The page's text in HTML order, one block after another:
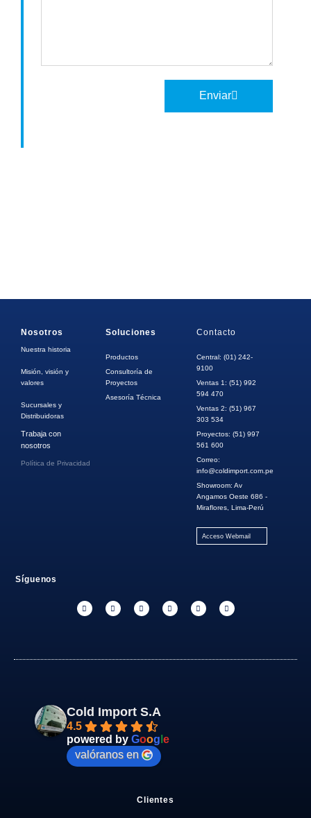
Enviar
Nosotros
Nuestra historia
Misión, visión y
valores
Sucursales y
Distribuidoras
Trabaja con
nosotros
Política de Privacidad
Soluciones
Productos
Consultoría de
Proyectos
Asesoría Técnica
Contacto
Central: (01) 242-
9100
Ventas 1: (51) 992
594 470
Ventas 2: (51) 967
303 534
Proyectos: (51) 997
561 600
Correo:
info@coldimport.com.pe
Showroom: Av
Angamos Oeste 686 -
Miraflores, Lima-Perú
Acceso Webmail
Síguenos
Cold Import S.A
4.5
powered by Goog e
valóranos en
Clientes